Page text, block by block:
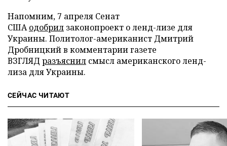
Напомним, 7 апреля Сенат
СШАодобрил законопроект о ленд-лизе для
Украины. Политолог-американист Дмитрий
Дробницкий в комментарии газете
ВЗГЛЯД разъяснил смысл американского ленд-
лиза для Украины.
СЕЙЧАС ЧИТАЮТ